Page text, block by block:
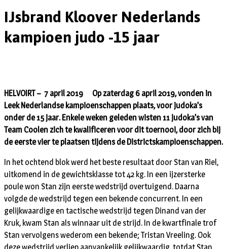
IJsbrand Kloover Nederlands
kampioen judo -15 jaar
HELVOIRT – 7 april 2019 Op zaterdag 6 april 2019, vonden in
Leek Nederlandse kampioenschappen plaats, voor judoka’s
onder de 15 jaar. Enkele weken geleden wisten 11 judoka’s van
Team Coolen zich te kwalificeren voor dit toernooi, door zich bij
de eerste vier te plaatsen tijdens de Districtskampioenschappen.
In het ochtend blok werd het beste resultaat door Stan van Riel,
uitkomend in de gewichtsklasse tot 42 kg. In een ijzersterke
poule won Stan zijn eerste wedstrijd overtuigend. Daarna
volgde de wedstrijd tegen een bekende concurrent. In een
gelijkwaardige en tactische wedstrijd tegen Dinand van der
Kruk, kwam Stan als winnaar uit de strijd. In de kwartfinale trof
Stan vervolgens wederom een bekende; Tristan Vreeling. Ook